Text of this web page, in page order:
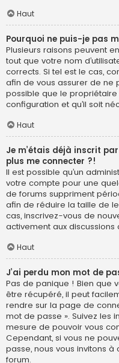
Haut
Pourquoi ne puis-je pas
Plusieurs raisons peuvent
tout que votre nom
corrects. Si tel est le cas,
afin de vous assurer de ne
possible que le
configuration et qu’il soit
Haut
Je m’étais déjà inscrit
plus me connecter ?!
Il est possible qu’un
votre compte pour une
de forums suppriment
afin de réduire la taille de
cas, inscrivez-vous de
activement aux discussions
Haut
J’ai perdu mon mot de
Pas de panique ! Bien que
être récupéré, il peut
rendre sur la page de
mot de passe ». Suivez les
mesure de pouvoir vous
Cependant, si vous ne
passe, nous vous invitons
forum.